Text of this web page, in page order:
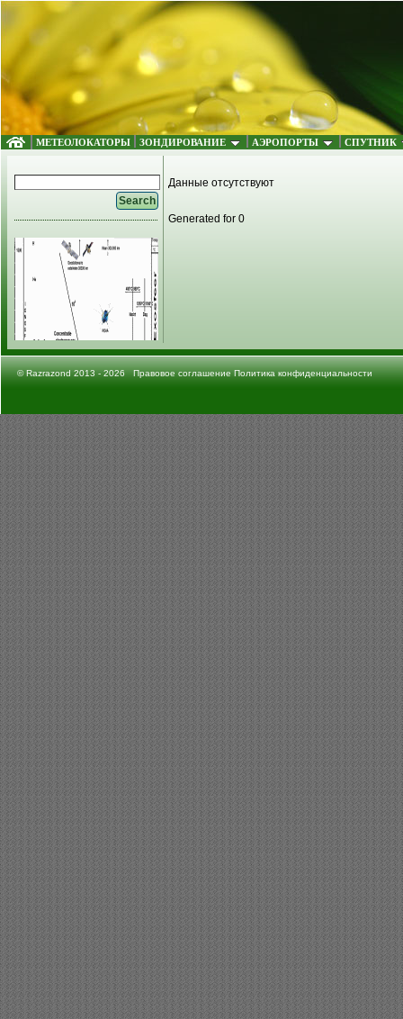
МЕТЕОЛОКАТОРЫ ЗОНДИРОВАНИЕ АЭРОПОРТЫ СПУТНИК
Данные отсутствуют
Generated for 0
©Razrazond2013 - 2026Правовое соглашение Политика конфиденциальности